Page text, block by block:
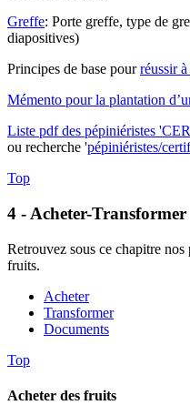
Greffe: Porte greffe, type de
diapositives)
Principes de base pourréussir
Mémento pour la plantation
Liste pdf des pépiniéristes
ou recherche 'pépiniéristes/
Top
4 - Acheter-Transformer
Retrouvez sous ce chapitre
fruits.
Acheter
Transformer
Documents
Top
Acheter des fruits